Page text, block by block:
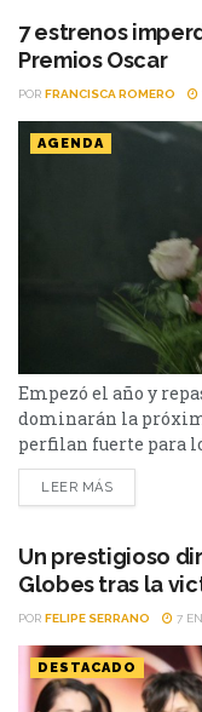
temporada de
7 estrenos
Premios Oscar
POR FRANCISCA ROMERO
AGENDA
Empezó el año y
dominarán la
perfilan fuerte para
(Oscar) se
disfrutar todos los
eso recopilamos...
LEER MÁS
Un prestigioso
Globes tras la
POR FELIPE SERRANO 7
DESTACADO